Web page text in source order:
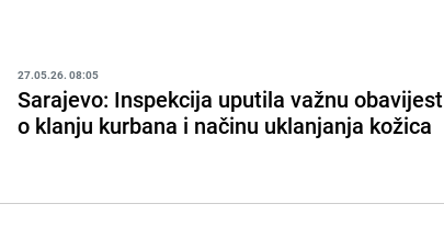
27.05.26. 08:05
Sarajevo: Inspekcija uputila važnu obavijest
o klanju kurbana i načinu uklanjanja kožica